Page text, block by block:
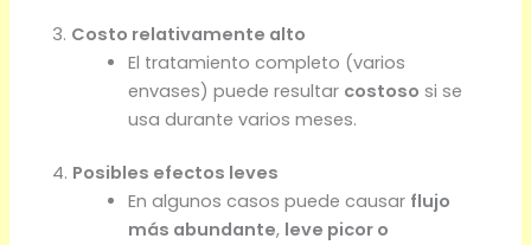
3. Costo relativamente alto
El tratamiento completo (varios
envases) puede resultar costoso si se
usa durante varios meses.
4. Posibles efectos leves
En algunos casos puede causar flujo
más abundante, leve picor o